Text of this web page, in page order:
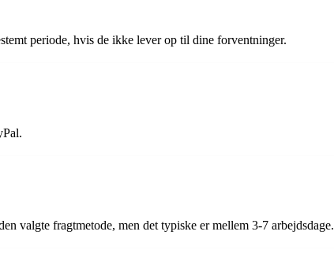
periode, hvis de ikke lever op til dine forventninger.
valgte fragtmetode, men det typiske er mellem 3-7 arbejdsdage.